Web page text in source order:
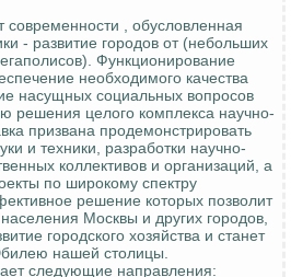
, обусловленная
- развитие городов от (небольших
Функционирование
необходимого качества
насущных социальных вопросов
решения целого комплекса научно-
призвана продемонстрировать
и техники, разработки научно-
коллективов и организаций, а
по широкому спектру
решение которых позволит
Москвы и других городов,
городского хозяйства и станет
нашей столицы.
следующие направления: